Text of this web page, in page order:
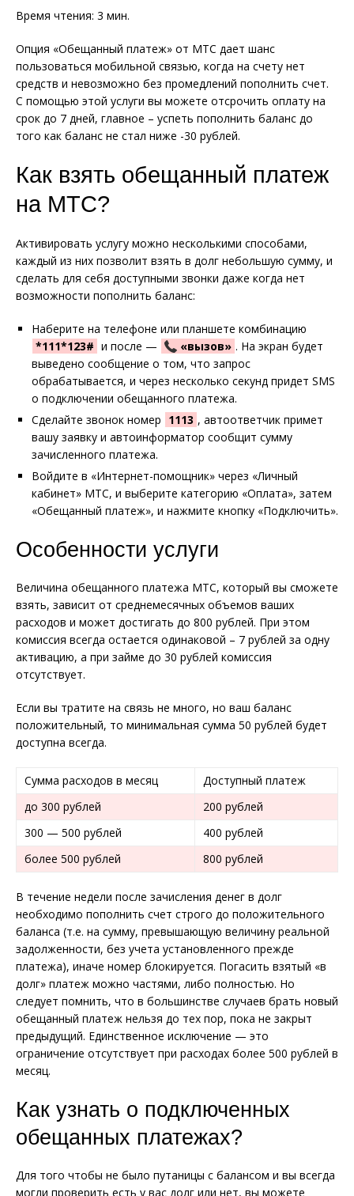
Время чтения: 3 мин.
Опция «Обещанный платеж» от МТС дает шанс
пользоваться мобильной связью, когда на счету нет
средств и невозможно без промедлений пополнить счет.
С помощью этой услуги вы можете отсрочить оплату на
срок до 7 дней, главное – успеть пополнить баланс до
того как баланс не стал ниже -30 рублей.
Как взять обещанный платеж
на МТС?
Активировать услугу можно несколькими способами,
каждый из них позволит взять в долг небольшую сумму, и
сделать для себя доступными звонки даже когда нет
возможности пополнить баланс:
Наберите на телефоне или планшете комбинацию
*111*123# и после — «вызов» . На экран будет
выведено сообщение о том, что запрос
обрабатывается, и через несколько секунд придет SMS
о подключении обещанного платежа.
Сделайте звонок номер 1113 , автоответчик примет
вашу заявку и автоинформатор сообщит сумму
зачисленного платежа.
Войдите в «Интернет-помощник» через «Личный
кабинет» МТС, и выберите категорию «Оплата», затем
«Обещанный платеж», и нажмите кнопку «Подключить».
Особенности услуги
Величина обещанного платежа МТС, который вы сможете
взять, зависит от среднемесячных объемов ваших
расходов и может достигать до 800 рублей. При этом
комиссия всегда остается одинаковой – 7 рублей за одну
активацию, а при займе до 30 рублей комиссия
отсутствует.
Если вы тратите на связь не много, но ваш баланс
положительный, то минимальная сумма 50 рублей будет
доступна всегда.
Сумма расходов в месяц
Доступный платеж
до 300 рублей
200 рублей
300 — 500 рублей
400 рублей
более 500 рублей
800 рублей
В течение недели после зачисления денег в долг
необходимо пополнить счет строго до положительного
баланса (т.е. на сумму, превышающую величину реальной
задолженности, без учета установленного прежде
платежа), иначе номер блокируется. Погасить взятый «в
долг» платеж можно частями, либо полностью. Но
следует помнить, что в большинстве случаев брать новый
обещанный платеж нельзя до тех пор, пока не закрыт
предыдущий. Единственное исключение — это
ограничение отсутствует при расходах более 500 рублей в
месяц.
Как узнать о подключенных
обещанных платежах?
Для того чтобы не было путаницы с балансом и вы всегда
могли проверить есть у вас долг или нет, вы можете